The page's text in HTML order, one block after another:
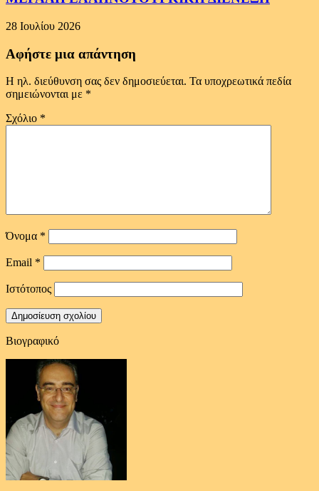
28 Ιουλίου 2026
Αφήστε μια απάντηση
Η ηλ. διεύθυνση σας δεν δημοσιεύεται. Τα υποχρεωτικά πεδία
σημειώνονται με *
Σχόλιο *
Όνομα *
Email *
Ιστότοπος
Βιογραφικό